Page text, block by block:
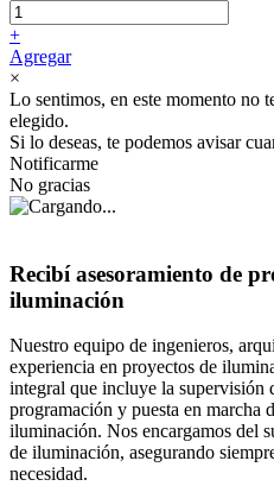
+
Agregar
×
Lo sentimos, en este momento no
elegido.
Si lo deseas, te podemos avisar
Notificarme
No gracias
Recibí asesoramiento de
iluminación
Nuestro equipo de ingenieros,
experiencia en proyectos de
integral que incluye la supervisión
programación y puesta en marcha
iluminación. Nos encargamos del
de iluminación, asegurando
necesidad.